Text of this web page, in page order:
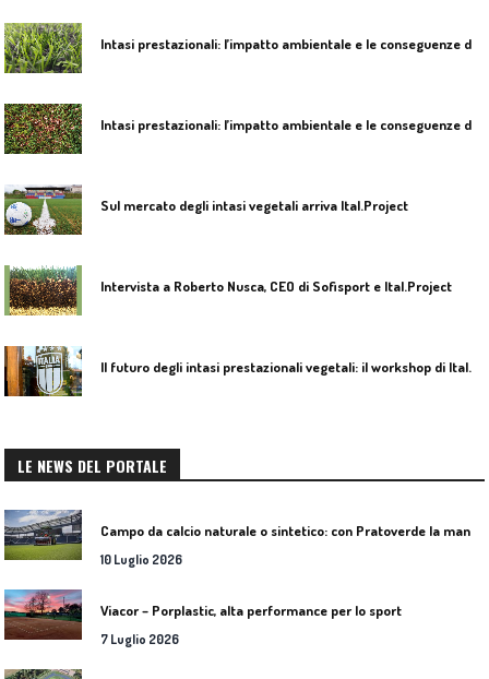
Sul mercato degli intasi vegetali arriva Ital.Project
Intervista a Roberto Nusca, CEO di Sofisport e Ital.Project
LE NEWS DEL PORTALE
10 Luglio 2026
Viacor – Porplastic, alta performance per lo sport
7 Luglio 2026